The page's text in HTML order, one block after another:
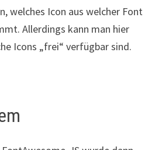
welches Icon aus welcher Font
Allerdings kann man hier
Icons „frei“ verfügbar sind.